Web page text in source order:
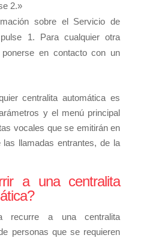
2.»
sobre el Servicio de
1. Para cualquier otra
en contacto con un
centralita automática es
y el menú principal
vocales que se emitirán en
llamadas entrantes, de la
a una centralita
recurre a una centralita
personas que se requieren